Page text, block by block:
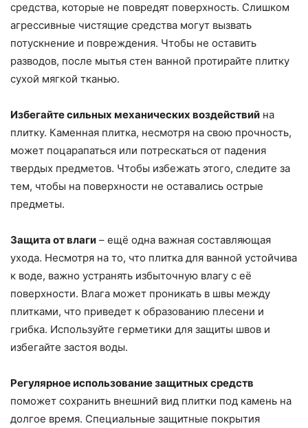
средства, которые не повредят поверхность. Слишком
агрессивные чистящие средства могут вызвать
потускнение и повреждения. Чтобы не оставить
разводов, после мытья стен ванной протирайте плитку
сухой мягкой тканью.
Избегайте сильных механических воздействий на
плитку. Каменная плитка, несмотря на свою прочность,
может поцарапаться или потрескаться от падения
твердых предметов. Чтобы избежать этого, следите за
тем, чтобы на поверхности не оставались острые
предметы.
Защита от влаги – ещё одна важная составляющая
ухода. Несмотря на то, что плитка для ванной устойчива
к воде, важно устранять избыточную влагу с её
поверхности. Влага может проникать в швы между
плитками, что приведет к образованию плесени и
грибка. Используйте герметики для защиты швов и
избегайте застоя воды.
Регулярное использование защитных средств
поможет сохранить внешний вид плитки под камень на
долгое время. Специальные защитные покрытия